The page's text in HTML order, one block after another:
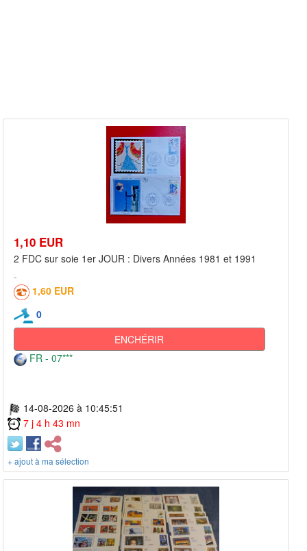
1,10 EUR
2 FDC sur soie 1er JOUR : Divers Années 1981 et 1991
1,60 EUR
0
ENCHÉRIR
FR - 07***
14-08-2026 à 10:45:51
7 j 4 h 43 mn
+ ajout à ma sélection